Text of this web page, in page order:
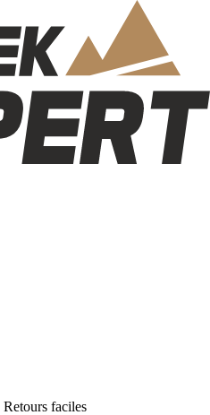
Retours faciles